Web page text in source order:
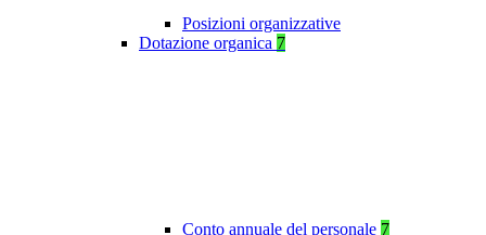
Posizioni organizzative
Dotazione organica 7
Conto annuale del personale 7